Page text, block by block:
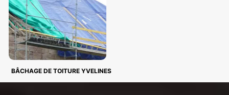
BÂCHAGE DE TOITURE YVELINES